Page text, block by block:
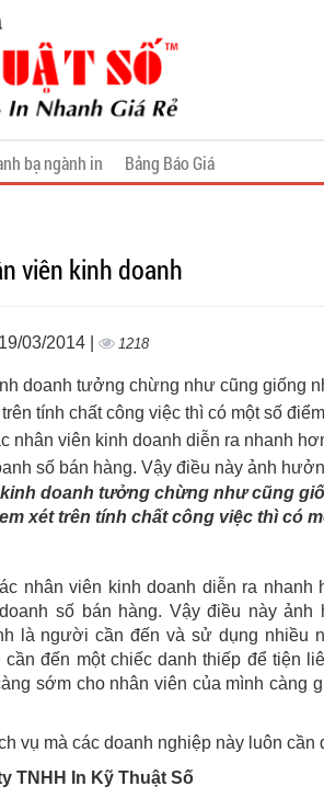
bạ ngành in
Bảng Báo Giá
viên kinh doanh
19/03/2014 | 1218
doanh tưởng chừng như cũng giống
tính chất công việc thì có một số
nhân viên kinh doanh diễn ra nhanh
số bán hàng. Vậy điều này ảnh
doanh tưởng chừng như cũng
xét trên tính chất công việc thì có
nhân viên kinh doanh diễn ra
số bán hàng. Vậy điều này ảnh
là người cần đến và sử dụng nhiều
đến một chiếc danh thiếp để tiện
sớm cho nhân viên của mình càng
vụ mà các doanh nghiệp này luôn cần
TNHH In Kỹ Thuật Số